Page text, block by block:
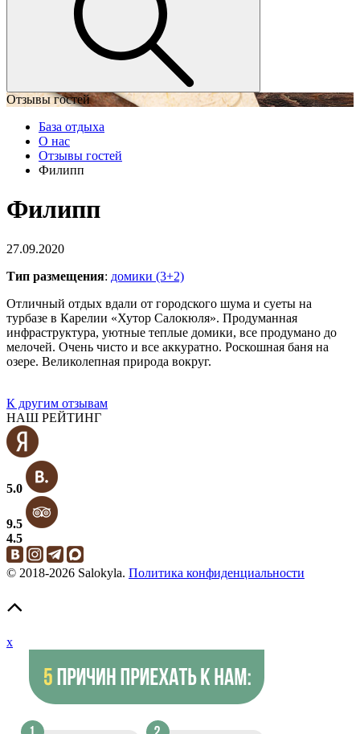
Отзывы гостей
База отдыха
О нас
Отзывы гостей
Филипп
Филипп
27.09.2020
Тип размещения: домики (3+2)
Отличный отдых вдали от городского шума и суеты на
турбазе в Карелии «Хутор Салокюля». Продуманная
инфраструктура, уютные теплые домики, все продумано до
мелочей. Очень чисто и все аккуратно. Роскошная баня на
озере. Великолепная природа вокруг.
К другим отзывам
НАШ РЕЙТИНГ
5.0
9.5
4.5
© 2018-2026 Salokyla. Политика конфиденциальности
x